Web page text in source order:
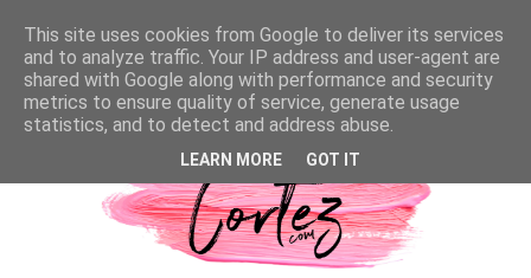
This site uses cookies from Google to deliver its services
and to analyze traffic. Your IP address and user-agent are
shared with Google along with performance and security
metrics to ensure quality of service, generate usage
statistics, and to detect and address abuse.
LEARN MORE GOT IT